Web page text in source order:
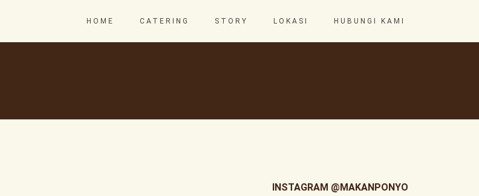
HOME CATERING STORY LOKASI HUBUNGI KAMI
INSTAGRAM @MAKANPONYO